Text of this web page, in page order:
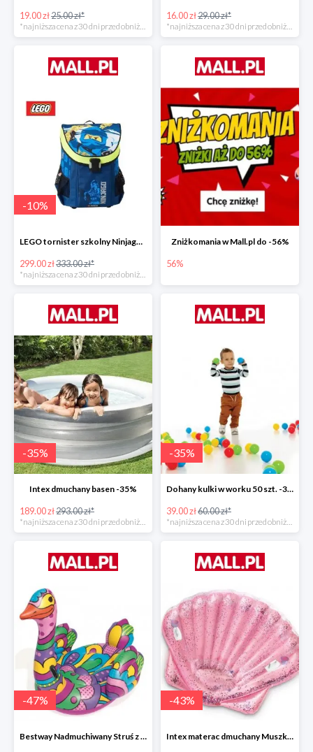
19.00 zł25.00 zł*
*najniższa cena z 30 dni przed obniżką
16.00 zł29.00 zł*
*najniższa cena z 30 dni przed obniżką
-10%
LEGO tornister szkolny Ninjago JAY of Lightning Easy
299.00 zł333.00 zł*
Zniżkomania w Mall.pl do -56%
56%
-35%
Intex dmuchany basen -35%
189.00 zł293.00 zł*
-35%
Dohany kulki w worku 50 szt. -35%
39.00 zł60.00 zł*
-47%
Bestway Nadmuchiwany Struś z uchwytami -47%
-43%
Intex materac dmuchany Muszka -42%